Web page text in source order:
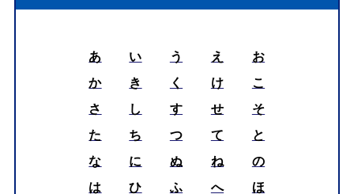
あ い う え
お
か
き く け
こ
さ
し す せ
そ
た
ち つ て
と
な
に ぬ ね
の
は
ひ ふ へ
ほ